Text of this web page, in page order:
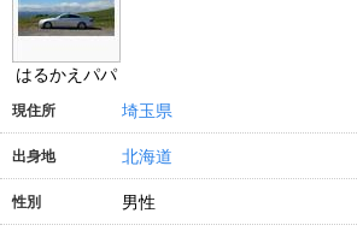
はるかえパパ
現住所 埼玉県
出身地 北海道
性別 男性